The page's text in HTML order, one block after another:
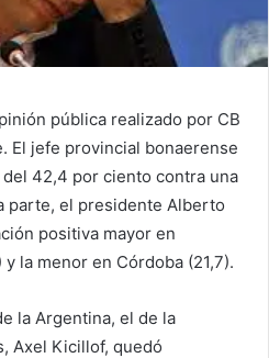
pública realizado por CB
El jefe provincial bonaerense
42,4 por ciento contra una
parte, el presidente Alberto
positiva mayor en
la menor en Córdoba (21,7).
la Argentina, el de la
Axel Kicillof, quedó